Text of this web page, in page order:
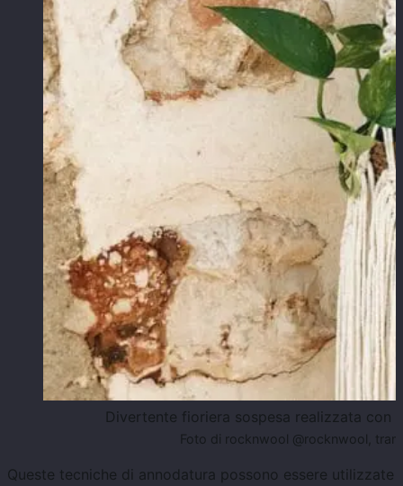
Divertente fioriera sospesa realizzata con
Foto di rocknwool @rocknwool,
Queste tecniche di annodatura possono essere utilizzate